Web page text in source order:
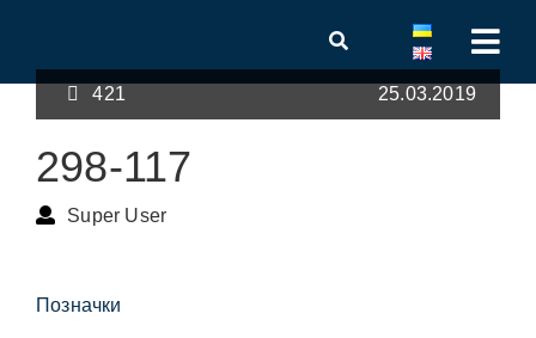
421 25.03.2019
298-117
Super User
Позначки